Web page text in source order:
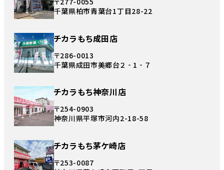
千葉県柏市青葉台1丁目28-22
チカラもち成田店
〒286-0013
千葉県成田市美郷台２‐1‐７
チカラもち神奈川店
〒254-0903
神奈川県平塚市河内2-18-58
チカラもち茅ケ崎店
〒253-0087